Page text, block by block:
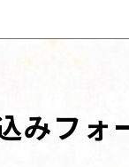
みフォ